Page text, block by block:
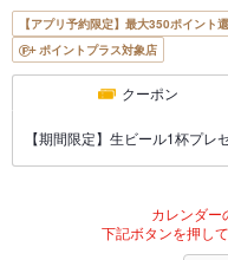
【アプリ予約限定】最大350ポイント
ポイントプラス対象店
クーポン
【期間限定】生ビール1杯プレ
カレンダー
下記ボタンを押し